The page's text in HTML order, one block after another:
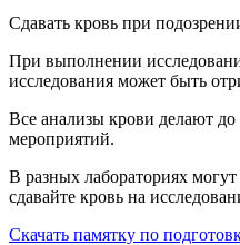
Сдавать кровь при
При выполнении
исследования может быть
Все анализы крови делают
мероприятий.
В разных лабораториях
сдавайте кровь на
Скачать памятку по